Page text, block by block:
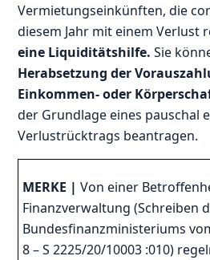
Vermietungseinkünften, die
diesem Jahr mit einem Verlust
eine Liquiditätshilfe. Sie
Herabsetzung der
Einkommen- oder
der Grundlage eines pauschal
Verlustrücktrags beantragen.
MERKE |Von einer
Finanzverwaltung (Schreiben
Bundesfinanzministeriums
8 – S 2225/20/10003 :010)